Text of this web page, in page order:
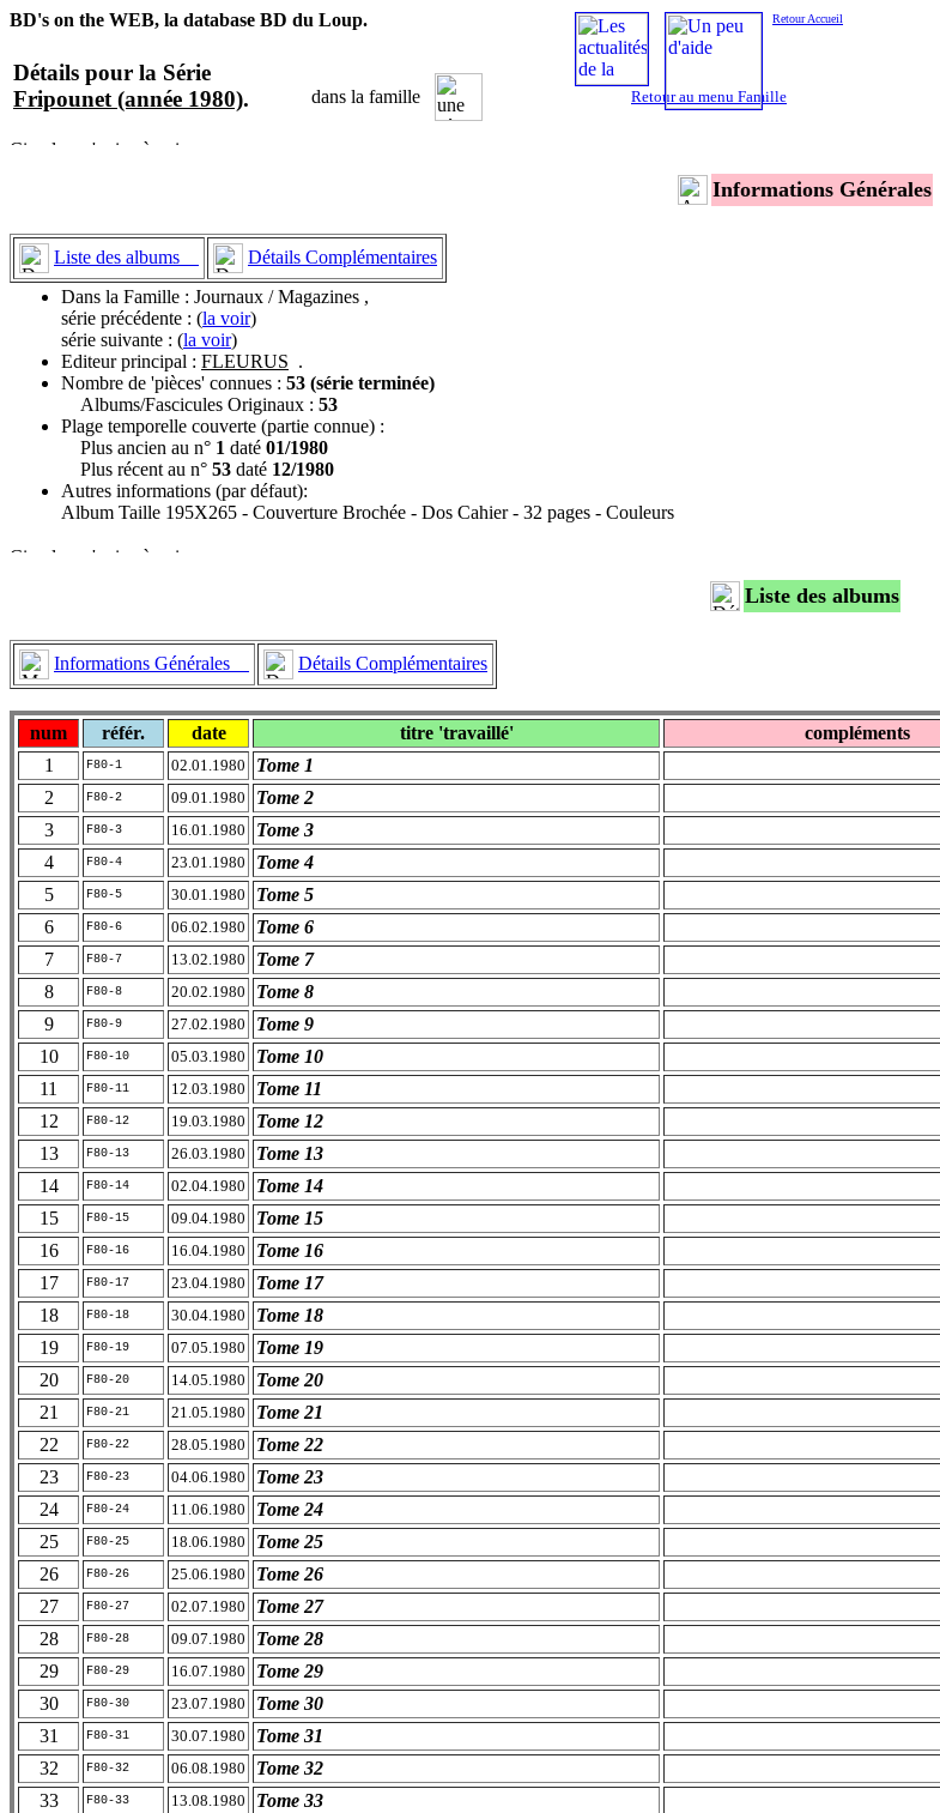
BD's on the WEB, la database BD du Loup.
Détails pour la Série
Fripounet (année 1980). dans la famille Retour au menu Famille
Informations Générales
Liste des albums
Détails Complémentaires
Dans la Famille : Journaux / Magazines ,
série précédente : (la voir)
série suivante : (la voir)
Editeur principal : FLEURUS .
Nombre de 'pièces' connues : 53 (série terminée)
Albums/Fascicules Originaux : 53
Plage temporelle couverte (partie connue) :
Plus ancien au n° 1 daté 01/1980
Plus récent au n° 53 daté 12/1980
Autres informations (par défaut):
Album Taille 195X265 - Couverture Brochée - Dos Cahier - 32 pages - Couleurs
Liste des albums
Informations Générales Détails Complémentaires
num référ. date titre 'travaillé'
compléments
1
F80-1 02.01.1980
Tome 1
2
F80-2 09.01.1980
Tome 2
3
F80-3 16.01.1980
Tome 3
4
F80-4 23.01.1980
Tome 4
5
F80-5 30.01.1980
Tome 5
6
F80-6 06.02.1980
Tome 6
7
F80-7 13.02.1980
Tome 7
8
F80-8 20.02.1980
Tome 8
9
F80-9 27.02.1980
Tome 9
10
F80-10 05.03.1980
Tome 10
11
F80-11 12.03.1980
Tome 11
12
F80-12 19.03.1980
Tome 12
13
F80-13 26.03.1980
Tome 13
14
F80-14 02.04.1980
Tome 14
15
F80-15 09.04.1980
Tome 15
16
F80-16 16.04.1980
Tome 16
17
F80-17 23.04.1980
Tome 17
18
F80-18 30.04.1980
Tome 18
19
F80-19 07.05.1980
Tome 19
20
F80-20 14.05.1980
Tome 20
21
F80-21 21.05.1980
Tome 21
22
F80-22 28.05.1980
Tome 22
23
F80-23 04.06.1980
Tome 23
24
F80-24 11.06.1980
Tome 24
25
F80-25 18.06.1980
Tome 25
26
F80-26 25.06.1980
Tome 26
27
F80-27 02.07.1980
Tome 27
28
F80-28 09.07.1980
Tome 28
29
F80-29 16.07.1980
Tome 29
30
F80-30 23.07.1980
Tome 30
31
F80-31 30.07.1980
Tome 31
32
F80-32 06.08.1980
Tome 32
33
F80-33 13.08.1980
Tome 33
Retour Accueil